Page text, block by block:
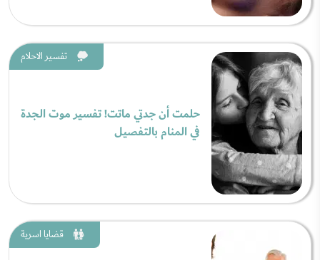
تفسير الاحلام
حلمت أن جدتي ماتت! تفسير موت الجدة
في المنام بالتفصيل
قضايا اسرية